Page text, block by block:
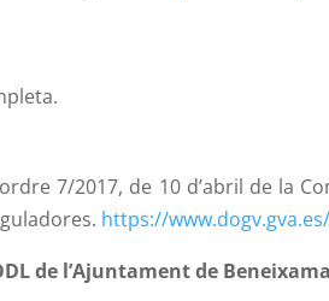
7/2017, de 10 d’abril de la
https://
de l’Ajuntament de